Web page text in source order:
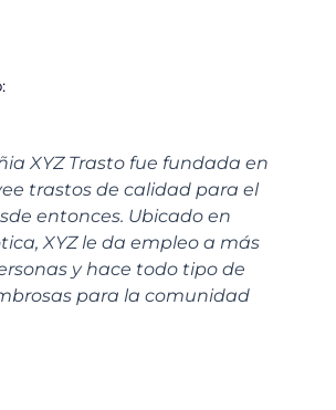
XYZ Trasto fue fundada en
trastos de calidad para el
entonces. Ubicado en
XYZ le da empleo a más
y hace todo tipo de
para la comunidad